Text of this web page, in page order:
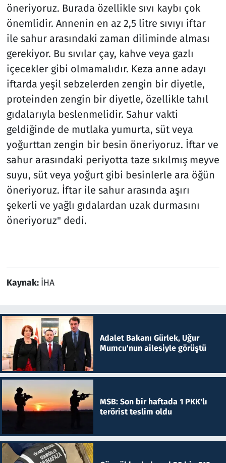
öneriyoruz. Burada özellikle sıvı kaybı çok
önemlidir. Annenin en az 2,5 litre sıvıyı iftar
ile sahur arasındaki zaman diliminde alması
gerekiyor. Bu sıvılar çay, kahve veya gazlı
içecekler gibi olmamalıdır. Keza anne adayı
iftarda yeşil sebzelerden zengin bir diyetle,
proteinden zengin bir diyetle, özellikle tahıl
gıdalarıyla beslenmelidir. Sahur vakti
geldiğinde de mutlaka yumurta, süt veya
yoğurttan zengin bir besin öneriyoruz. İftar ve
sahur arasındaki periyotta taze sıkılmış meyve
suyu, süt veya yoğurt gibi besinlerle ara öğün
öneriyoruz. İftar ile sahur arasında aşırı
şekerli ve yağlı gıdalardan uzak durmasını
öneriyoruz" dedi.
Kaynak: İHA
Adalet Bakanı Gürlek, Uğur
Mumcu'nun ailesiyle görüştü
MSB: Son bir haftada 1 PKK'lı
terörist teslim oldu